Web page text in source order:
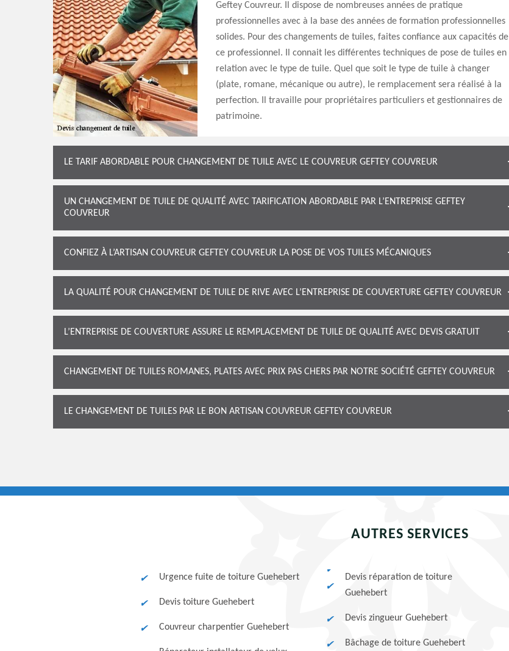
Geftey Couvreur. Il dispose de nombreuses années de pratique
professionnelles avec à la base des années de formation professionnelles
solides. Pour des changements de tuiles, faites confiance aux capacités de
ce professionnel. Il connait les différentes techniques de pose de tuiles en
relation avec le type de tuile. Quel que soit le type de tuile à changer
(plate, romane, mécanique ou autre), le remplacement sera réalisé à la
perfection. Il travaille pour propriétaires particuliers et gestionnaires de
patrimoine.
LE TARIF ABORDABLE POUR CHANGEMENT DE TUILE AVEC LE COUVREUR GEFTEY COUVREUR
UN CHANGEMENT DE TUILE DE QUALITÉ AVEC TARIFICATION ABORDABLE PAR L’ENTREPRISE GEFTEY
COUVREUR
CONFIEZ À L’ARTISAN COUVREUR GEFTEY COUVREUR LA POSE DE VOS TUILES MÉCANIQUES
LA QUALITÉ POUR CHANGEMENT DE TUILE DE RIVE AVEC L’ENTREPRISE DE COUVERTURE GEFTEY COUVREUR
L’ENTREPRISE DE COUVERTURE ASSURE LE REMPLACEMENT DE TUILE DE QUALITÉ AVEC DEVIS GRATUIT
CHANGEMENT DE TUILES ROMANES, PLATES AVEC PRIX PAS CHERS PAR NOTRE SOCIÉTÉ GEFTEY COUVREUR
LE CHANGEMENT DE TUILES PAR LE BON ARTISAN COUVREUR GEFTEY COUVREUR
AUTRES SERVICES
Urgence fuite de toiture Guehebert
Devis toiture Guehebert
Couvreur charpentier Guehebert
Devis réparation de toiture
Guehebert
Devis zingueur Guehebert
Bâchage de toiture Guehebert